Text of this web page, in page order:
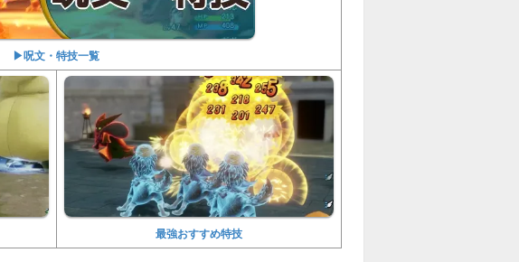
▶︎呪文・特技一覧
最強おすすめ特技